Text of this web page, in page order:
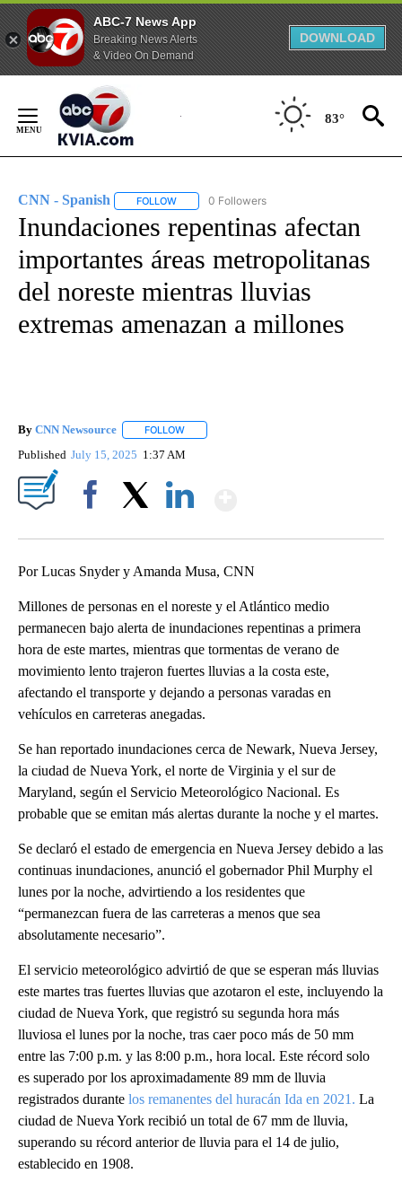
ABC-7 News App
Breaking News Alerts
& Video On Demand
DOWNLOAD
Content
83°
CNN - Spanish FOLLOW FOLLOW "CNN - SPANISH" TO RECEIVE
0 Followers
Inundaciones repentinas afectan
importantes áreas metropolitanas
del noreste mientras lluvias
extremas amenazan a millones
By CNN Newsource FOLLOW
Published July 15, 2025 1:37 AM
Por Lucas Snyder y Amanda Musa, CNN
Millones de personas en el noreste y el Atlántico medio
permanecen bajo alerta de inundaciones repentinas a primera
hora de este martes, mientras que tormentas de verano de
movimiento lento trajeron fuertes lluvias a la costa este,
afectando el transporte y dejando a personas varadas en
vehículos en carreteras anegadas.
Se han reportado inundaciones cerca de Newark, Nueva Jersey,
la ciudad de Nueva York, el norte de Virginia y el sur de
Maryland, según el Servicio Meteorológico Nacional. Es
probable que se emitan más alertas durante la noche y el martes.
Se declaró el estado de emergencia en Nueva Jersey debido a las
continuas inundaciones, anunció el gobernador Phil Murphy el
lunes por la noche, advirtiendo a los residentes que
“permanezcan fuera de las carreteras a menos que sea
absolutamente necesario”.
El servicio meteorológico advirtió de que se esperan más lluvias
este martes tras fuertes lluvias que azotaron el este, incluyendo la
ciudad de Nueva York, que registró su segunda hora más
lluviosa el lunes por la noche, tras caer poco más de 50 mm
entre las 7:00 p.m. y las 8:00 p.m., hora local. Este récord solo
es superado por los aproximadamente 89 mm de lluvia
registrados durante los remanentes del huracán Ida en 2021. La
ciudad de Nueva York recibió un total de 67 mm de lluvia,
superando su récord anterior de lluvia para el 14 de julio,
establecido en 1908.